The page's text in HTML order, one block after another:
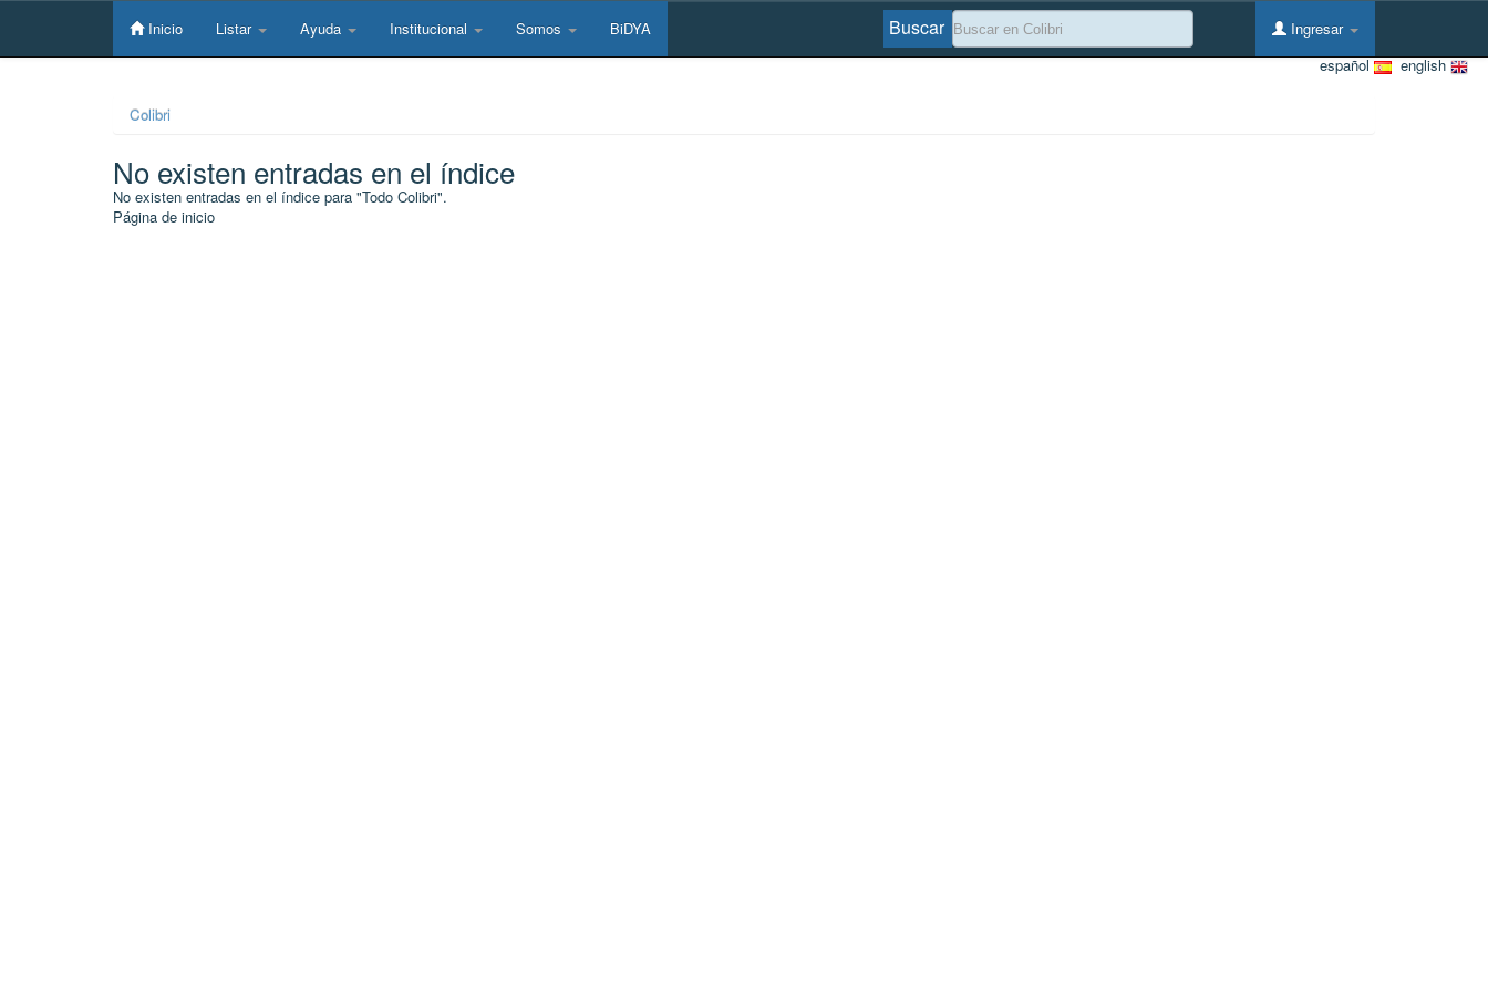
Skip
Inicio Listar Ayuda Institucional Somos BiDYA Ingresar
Buscar
english
español
Colibri
No existen entradas en el índice
No existen entradas en el índice para "Todo Colibri".
Página de inicio